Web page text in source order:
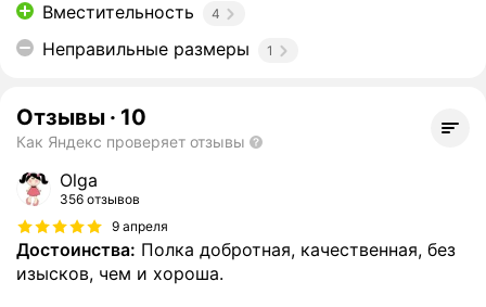
Вместительность 4
Неправильные размеры 1
Отзывы · 10
Как Яндекс проверяет отзывы
Olga
356 отзывов
9 апреля
Достоинства: Полка добротная, качественная, без
изысков, чем и хороша.